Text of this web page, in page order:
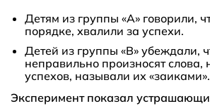
Детям из группы «А» говорили,
порядке, хвалили за успехи.
Детей из группы «В» убеждали,
неправильно произносят слова,
успехов, называли их «заиками».
Эксперимент показал